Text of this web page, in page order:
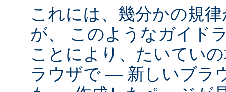
これには、幾分かの規
が、 このようなガイド
ことにより、たいてい
ラウザで ― 新しいブラ